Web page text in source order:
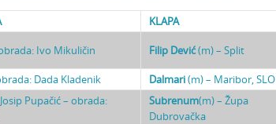
KLAPA
Ivo Mikuličin Filip Dević(m) – Split
Dada Kladenik Dalmari(m) – Maribor, SLO
Pupačić – obrada:
Subrenum(m) – Župa
Dubrovačka